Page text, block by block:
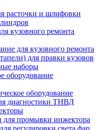
расточки и шлифовки
кузовного ремонта
для кузовного ремонта
для правки кузовов
наборы
оборудование
оборудование
диагностики ТНВД
для промывки инжектора
регулировки света фар